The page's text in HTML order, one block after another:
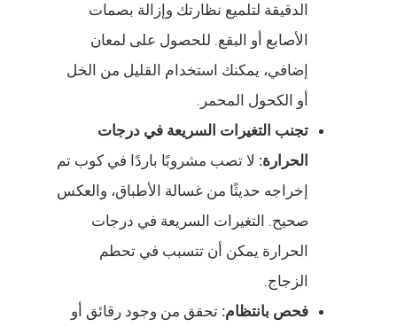
الدقيقة لتلميع نظارتك وإزالة بصمات
الأصابع أو البقع. للحصول على لمعان
إضافي، يمكنك استخدام القليل من الخل
أو الكحول المحمر.
تجنب التغيرات السريعة في درجات
الحرارة: لا تصب مشروبًا باردًا في كوب تم
إخراجه حديثًا من غسالة الأطباق، والعكس
صحيح. التغيرات السريعة في درجات
الحرارة يمكن أن تتسبب في تحطم
الزجاج.
فحص بانتظام: تحقق من وجود رقائق أو